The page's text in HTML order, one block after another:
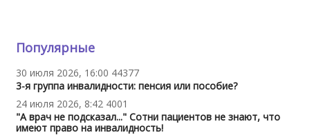
Популярные
30 июля 2026, 16:00 44377
3-я группа инвалидности: пенсия или пособие?
24 июля 2026, 8:42 4001
"А врач не подсказал..." Сотни пациентов не знают, что
имеют право на инвалидность!